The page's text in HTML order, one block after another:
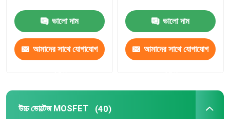
ভালো দাম
আমাদের সাথে যোগাযোগ
ভালো দাম
আমাদের সাথে যোগাযোগ
উচ্চ ভোল্টেজ MOSFET (40)